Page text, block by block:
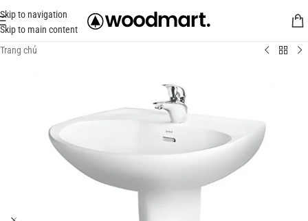
Skip to navigation
Skip to main content
Trang chủ